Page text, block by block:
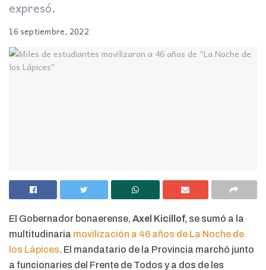
expresó.
16 septiembre, 2022
El Gobernador bonaerense, Axel Kicillof, se sumó a la
multitudinaria movilización a 46 años de La Noche de
los Lápices. El mandatario de la Provincia marchó junto
a funcionaries del Frente de Todos y a dos de les